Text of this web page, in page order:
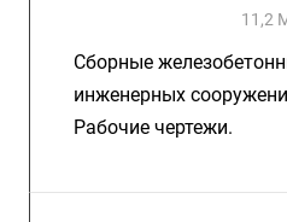
11,2
Сборные
инженерных
Рабочие чертежи.